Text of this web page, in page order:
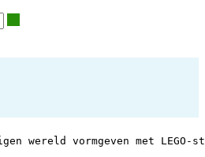
wereld vormgeven met